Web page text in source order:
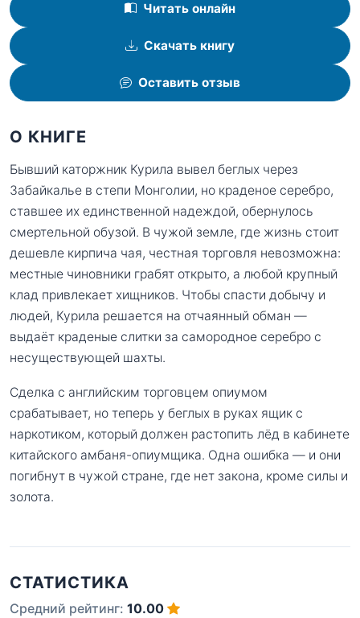
Читать онлайн
Скачать книгу
Оставить отзыв
О КНИГЕ
Бывший каторжник Курила вывел беглых через
Забайкалье в степи Монголии, но краденое серебро,
ставшее их единственной надеждой, обернулось
смертельной обузой. В чужой земле, где жизнь стоит
дешевле кирпича чая, честная торговля невозможна:
местные чиновники грабят открыто, а любой крупный
клад привлекает хищников. Чтобы спасти добычу и
людей, Курила решается на отчаянный обман —
выдаёт краденые слитки за самородное серебро с
несуществующей шахты.
Сделка с английским торговцем опиумом
срабатывает, но теперь у беглых в руках ящик с
наркотиком, который должен растопить лёд в кабинете
китайского амбаня-опиумщика. Одна ошибка — и они
погибнут в чужой стране, где нет закона, кроме силы и
золота.
СТАТИСТИКА
Средний рейтинг: 10.00